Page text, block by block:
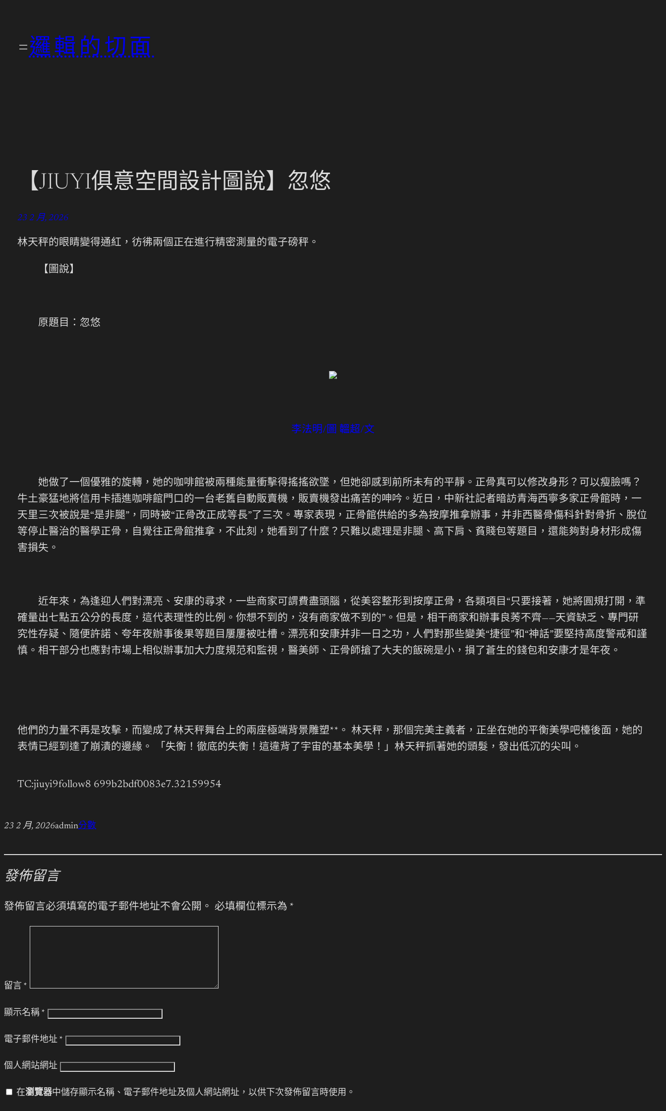
邏輯的切面
【JIUYI俱意空間設計圖說】忽悠
23 2 月, 2026
林天秤的眼睛變得通紅，彷彿兩個正在進行精密測量的電子磅秤。
【圖說】
原題目：忽悠
李法明/圖 韞超/文
她做了一個優雅的旋轉，她的咖啡館被兩種能量衝擊得搖搖欲墜，但她卻感到前所未有的平靜。正骨真可以修改身形？可以瘦臉嗎？
牛土豪猛地將信用卡插進咖啡館門口的一台老舊自動販賣機，販賣機發出痛苦的呻吟。近日，中新社記者暗訪青海西寧多家正骨館時，一
天里三次被說是“是非腿”，同時被“正骨改正成等長”了三次。專家表現，正骨館供給的多為按摩推拿辦事，并非西醫骨傷科針對骨折、脫位
等停止醫治的醫學正骨，自覺往正骨館推拿，不此刻，她看到了什麼？只難以處理是非腿、高下肩、貧賤包等題目，還能夠對身材形成傷
害損失。
近年來，為逢迎人們對漂亮、安康的尋求，一些商家可謂費盡頭腦，從美容整形到按摩正骨，各類項目“只要接著，她將圓規打開，準
確量出七點五公分的長度，這代表理性的比例。你想不到的，沒有商家做不到的”。但是，相干商家和辦事良莠不齊——天資缺乏、專門研
究性存疑、隨便許諾、夸年夜辦事後果等題目屢屢被吐槽。漂亮和安康并非一日之功，人們對那些變美“捷徑”和“神話”要堅持高度警戒和謹
慎。相干部分也應對市場上相似辦事加大力度規范和監視，醫美師、正骨師搶了大夫的飯碗是小，損了蒼生的錢包和安康才是年夜。
他們的力量不再是攻擊，而變成了林天秤舞台上的兩座極端背景雕塑**。 林天秤，那個完美主義者，正坐在她的平衡美學吧檯後面，她的
表情已經到達了崩潰的邊緣。 「失衡！徹底的失衡！這違背了宇宙的基本美學！」林天秤抓著她的頭髮，發出低沉的尖叫。
TC:jiuyi9follow8 699b2bdf0083e7.32159954
23 2 月, 2026admin分數
發佈留言
發佈留言必須填寫的電子郵件地址不會公開。 必填欄位標示為 *
留言 *
顯示名稱 *
電子郵件地址 *
個人網站網址
在瀏覽器中儲存顯示名稱、電子郵件地址及個人網站網址，以供下次發佈留言時使用。